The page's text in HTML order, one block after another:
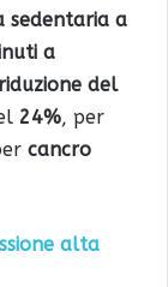
sedentaria a
a
riduzione del
24%, per
cancro
alta